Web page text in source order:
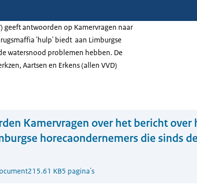
geeft antwoorden op Kamervragen naar
'hulp' biedt aan Limburgse
watersnood problemen hebben. De
Aartsen en Erkens (allen VVD)
Kamervragen over het bericht over
horecaondernemers die sinds
215.61 KB5 pagina's